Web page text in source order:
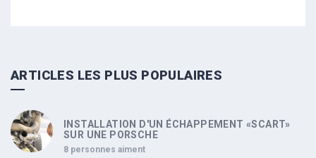
ARTICLES LES PLUS POPULAIRES
INSTALLATION D'UN ÉCHAPPEMENT «SCART»
SUR UNE PORSCHE
8 personnes aiment